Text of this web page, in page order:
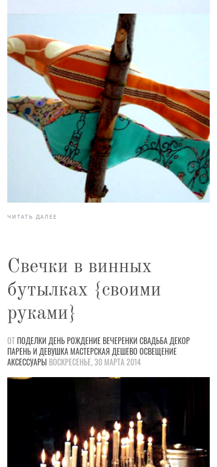
ЧИТАТЬ ДАЛЕЕ
Свечки в винных
бутылках {своими
руками}
ОТ ПОДЕЛКИ ДЕНЬ РОЖДЕНИЕ ВЕЧЕРЕНКИ СВАДЬБАДЕКОР
ПАРЕНЬ И ДЕВУШКА МАСТЕРСКАЯ ДЕШЕВО ОСВЕЩЕНИЕ
АКСЕССУАРЫ ВОСКРЕСЕНЬЕ, 30 МАРТА 2014